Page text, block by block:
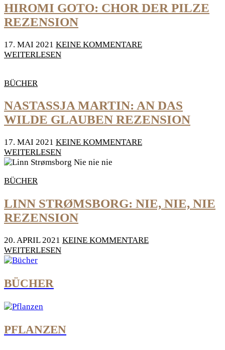
HIROMI GOTO: CHOR DER PILZE
REZENSION
17. MAI 2021 KEINE KOMMENTARE
WEITERLESEN
BÜCHER
NASTASSJA MARTIN: AN DAS
WILDE GLAUBEN REZENSION
17. MAI 2021 KEINE KOMMENTARE
WEITERLESEN
BÜCHER
LINN STRØMSBORG: NIE, NIE, NIE
REZENSION
20. APRIL 2021 KEINE KOMMENTARE
WEITERLESEN
BÜCHER
PFLANZEN